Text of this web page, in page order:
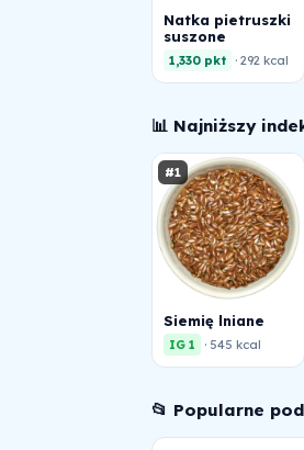
Natka pietruszki
suszone
1,330 pkt · 292 kcal
📊 Najniższy
#1
Siemię lniane
IG 1 · 545 kcal
📂 Popularne